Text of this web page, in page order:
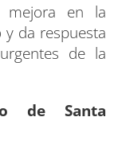
mejora en la
da respuesta
de la
de Santa